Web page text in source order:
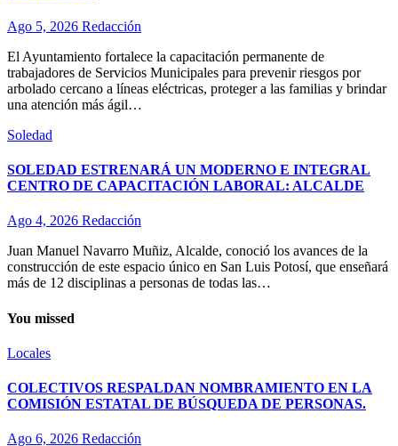
Ago 5, 2026 Redacción
El Ayuntamiento fortalece la capacitación permanente de
trabajadores de Servicios Municipales para prevenir riesgos por
arbolado cercano a líneas eléctricas, proteger a las familias y brindar
una atención más ágil…
Soledad
SOLEDAD ESTRENARÁ UN MODERNO E INTEGRAL
CENTRO DE CAPACITACIÓN LABORAL: ALCALDE
Ago 4, 2026 Redacción
Juan Manuel Navarro Muñiz, Alcalde, conoció los avances de la
construcción de este espacio único en San Luis Potosí, que enseñará
más de 12 disciplinas a personas de todas las…
You missed
Locales
COLECTIVOS RESPALDAN NOMBRAMIENTO EN LA
COMISIÓN ESTATAL DE BÚSQUEDA DE PERSONAS.
Ago 6, 2026 Redacción